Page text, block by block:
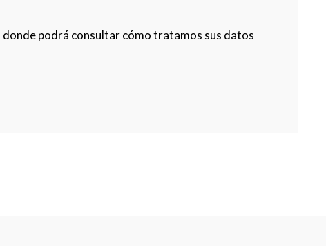
donde podrá consultar cómo tratamos sus datos